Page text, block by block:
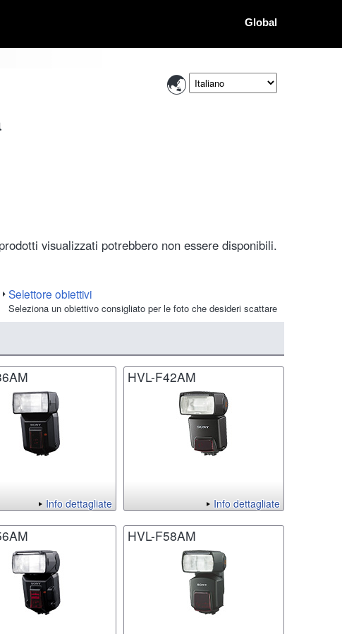
Global
visualizzati potrebbero non essere disponibili.
Selettore obiettivi
Seleziona un obiettivo consigliato per le foto che desideri scattare
Info dettagliate
HVL-F42AM
Info dettagliate
HVL-F58AM